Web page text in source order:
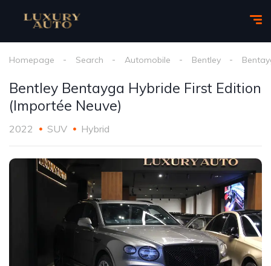
Homepage Search Automobile Bentley
Bentley Bentayga Hybride First Edition
(Importée Neuve)
2022 SUV Hybrid